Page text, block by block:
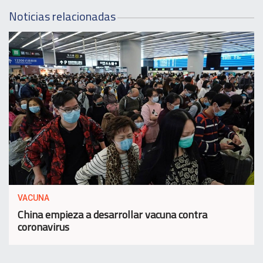
Noticias relacionadas
VACUNA
China empieza a desarrollar vacuna contra
coronavirus